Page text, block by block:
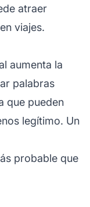
atraer
viajes.
aumenta la
palabras
que pueden
legítimo. Un
probable que